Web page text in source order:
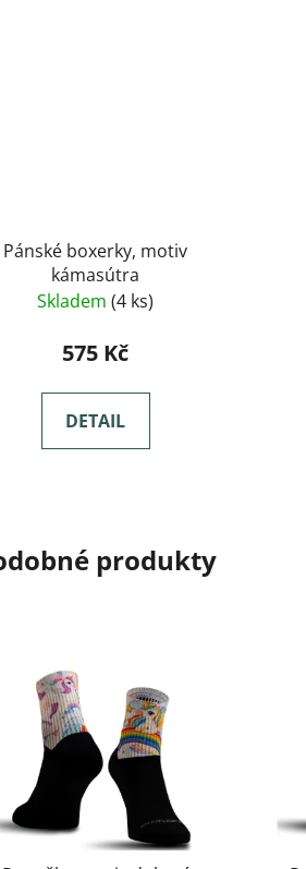
Pánské boxerky, motiv
kámasútra
Skladem(4 ks)
575 Kč
DETAIL
produkty